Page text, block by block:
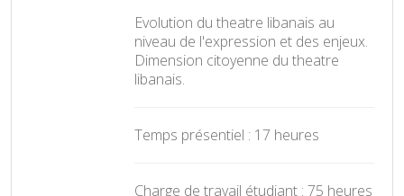
Evolution du theatre libanais au
niveau de l'expression et des enjeux.
Dimension citoyenne du theatre
libanais.
Temps présentiel : 17 heures
Charge de travail étudiant : 75 heures